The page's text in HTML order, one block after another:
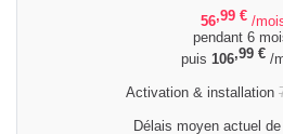
56,99 € /
pendant 6
puis 106,99 € /
Activation & installation
Délais moyen actuel